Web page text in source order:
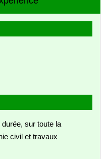
sur toute la
civil et travaux